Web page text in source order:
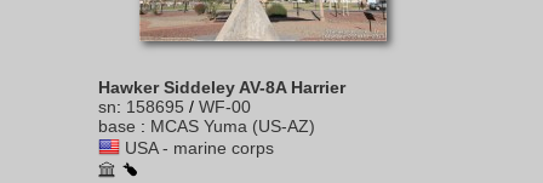
Hawker Siddeley AV-8A Harrier
sn: 158695 / WF-00
base : MCAS Yuma (US-AZ)
USA - marine corps